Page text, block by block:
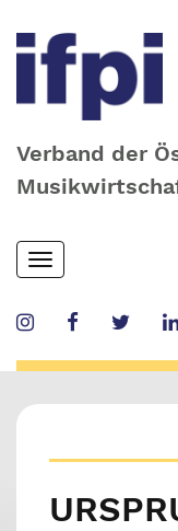
Verband der
Skip
to
content
Toggle
navigation